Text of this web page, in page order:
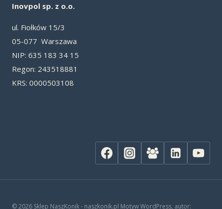
Inovpol sp. z o.o.
ul. Fiołków 15/3
05-077 Warszawa
NIP: 635 183 34 15
Re­gon: 243518881
KRS: 0000503108
© 2026 Sklep NaszKonik - naszkonik.pl Motyw WordPress, autor: